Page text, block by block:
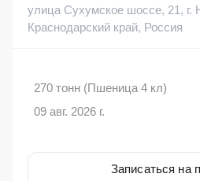
улица Сухумское шоссе, 21, г.
Краснодарский край, Россия
270 тонн (Пшеница 4 кл)
09 авг. 2026 г.
Записаться на